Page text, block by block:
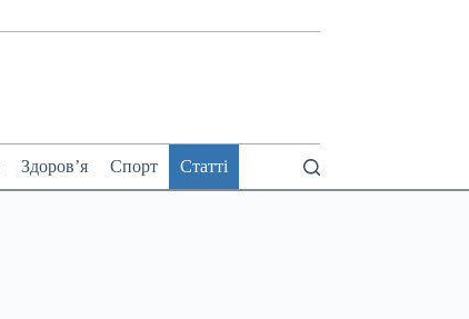
Здоров’я Спорт Статті